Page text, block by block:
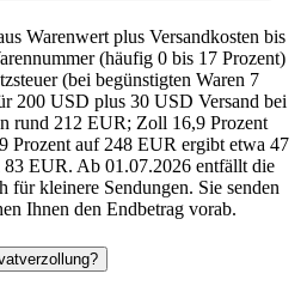
Warenwert plus Versandkosten bis
(häufig 0 bis 17 Prozent)
(bei begünstigten Waren 7
200 USD plus 30 USD Versand bei
rund 212 EUR; Zoll 16,9 Prozent
Prozent auf 248 EUR ergibt etwa 47
83 EUR. Ab 01.07.2026 entfällt die
kleinere Sendungen. Sie senden
Ihnen den Endbetrag vorab.